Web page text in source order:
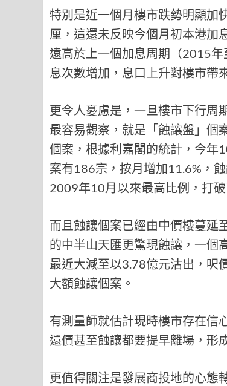
特別是近一個月樓市跌勢明顯加
厘，這還未反映今個月初本港加
遠高於上一個加息周期（2015
息次數增加，息口上升對樓市帶
更令人憂慮是，一旦樓市下行周
最容易觀察，就是「蝕讓盤」個
個案，根據利嘉閣的統計，今年
案有186宗，按月增加11.6%，
2009年10月以來最高比例，打
而且蝕讓個案已經由中價樓蔓延
的中半山天匯更驚現蝕讓，一個
最近大減至以3.78億元沽出，呎
大額蝕讓個案。
有測量師就估計現時樓市存在信
還價甚至蝕讓都要提早離場，形
更值得關注是發展商投地的心態